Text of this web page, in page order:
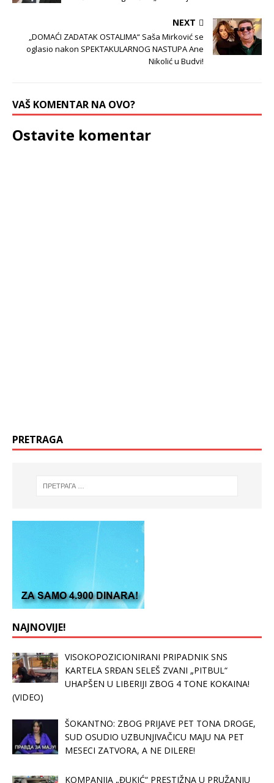
NEXT
„DOMAĆI ZADATAK OSTALIMA“ Saša Mirković se
oglasio nakon SPEKTAKULARNOG NASTUPA Ane
Nikolić u Budvi!
VAŠ KOMENTAR NA OVO?
Ostavite komentar
PRETRAGA
NAJNOVIJE!
VISOKOPOZICIONIRANI PRIPADNIK SNS
KARTELA SRĐAN SELEŠ ZVANI „PITBUL“
UHAPŠEN U LIBERIJI ZBOG 4 TONE KOKAINA!
(VIDEO)
ŠOKANTNO: ZBOG PRIJAVE PET TONA DROGE,
SUD OSUDIO UZBUNJIVAČICU MAJU NA PET
MESECI ZATVORA, A NE DILERE!
KOMPANIJA „ĐUKIĆ“ PRESTIŽNA U PRUŽANJU